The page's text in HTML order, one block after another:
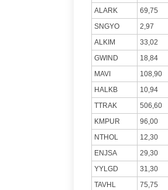
ALARK
69,75
SNGYO
2,97
ALKIM
33,02
GWIND
18,84
MAVI
108,90
HALKB
10,94
TTRAK
506,60
KMPUR
96,00
NTHOL
12,30
ENJSA
29,30
YYLGD
31,30
TAVHL
75,75